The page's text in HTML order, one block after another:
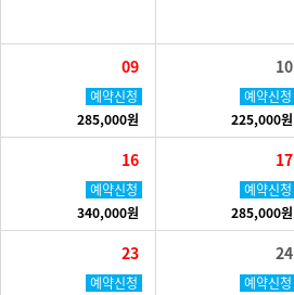
09
예약신청
285,000원
10
예약신청
225,000원
16
예약신청
340,000원
17
예약신청
285,000원
23
예약신청
24
예약신청